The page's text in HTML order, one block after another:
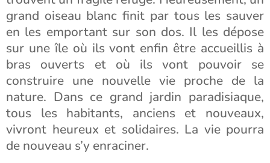
grand oiseau blanc finit par tous les sauver
en les emportant sur son dos. Il les dépose
sur une île où ils vont enfin être accueillis à
bras ouverts et où ils vont pouvoir se
construire une nouvelle vie proche de la
nature. Dans ce grand jardin paradisiaque,
tous les habitants, anciens et nouveaux,
vivront heureux et solidaires. La vie pourra
de nouveau s’y enraciner.